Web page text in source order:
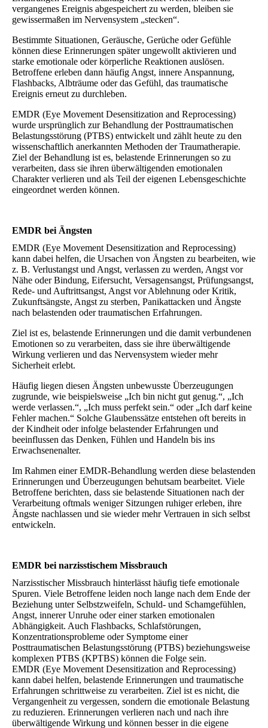
vergangenes Ereignis abgespeichert zu werden, bleiben sie
gewissermaßen im Nervensystem „stecken“.
Bestimmte Situationen, Geräusche, Gerüche oder Gefühle
können diese Erinnerungen später ungewollt aktivieren und
starke emotionale oder körperliche Reaktionen auslösen.
Betroffene erleben dann häufig Angst, innere Anspannung,
Flashbacks, Albträume oder das Gefühl, das traumatische
Ereignis erneut zu durchleben.
EMDR (Eye Movement Desensitization and Reprocessing)
wurde ursprünglich zur Behandlung der Posttraumatischen
Belastungsstörung (PTBS) entwickelt und zählt heute zu den
wissenschaftlich anerkannten Methoden der Traumatherapie.
Ziel der Behandlung ist es, belastende Erinnerungen so zu
verarbeiten, dass sie ihren überwältigenden emotionalen
Charakter verlieren und als Teil der eigenen Lebensgeschichte
eingeordnet werden können.
EMDR bei Ängsten
EMDR (Eye Movement Desensitization and Reprocessing)
kann dabei helfen, die Ursachen von Ängsten zu bearbeiten, wie
z. B. Verlustangst und Angst, verlassen zu werden, Angst vor
Nähe oder Bindung, Eifersucht, Versagensangst, Prüfungsangst,
Rede- und Auftrittsangst, Angst vor Ablehnung oder Kritik,
Zukunftsängste, Angst zu sterben, Panikattacken und Ängste
nach belastenden oder traumatischen Erfahrungen.
Ziel ist es, belastende Erinnerungen und die damit verbundenen
Emotionen so zu verarbeiten, dass sie ihre überwältigende
Wirkung verlieren und das Nervensystem wieder mehr
Sicherheit erlebt.
Häufig liegen diesen Ängsten unbewusste Überzeugungen
zugrunde, wie beispielsweise „Ich bin nicht gut genug.“, „Ich
werde verlassen.“, „Ich muss perfekt sein.“ oder „Ich darf keine
Fehler machen.“ Solche Glaubenssätze entstehen oft bereits in
der Kindheit oder infolge belastender Erfahrungen und
beeinflussen das Denken, Fühlen und Handeln bis ins
Erwachsenenalter.
Im Rahmen einer EMDR-Behandlung werden diese belastenden
Erinnerungen und Überzeugungen behutsam bearbeitet. Viele
Betroffene berichten, dass sie belastende Situationen nach der
Verarbeitung oftmals weniger Sitzungen ruhiger erleben, ihre
Ängste nachlassen und sie wieder mehr Vertrauen in sich selbst
entwickeln.
EMDR bei narzisstischem Missbrauch
Narzisstischer Missbrauch hinterlässt häufig tiefe emotionale
Spuren. Viele Betroffene leiden noch lange nach dem Ende der
Beziehung unter Selbstzweifeln, Schuld- und Schamgefühlen,
Angst, innerer Unruhe oder einer starken emotionalen
Abhängigkeit. Auch Flashbacks, Schlafstörungen,
Konzentrationsprobleme oder Symptome einer
Posttraumatischen Belastungsstörung (PTBS) beziehungsweise
komplexen PTBS (KPTBS) können die Folge sein.
EMDR (Eye Movement Desensitization and Reprocessing)
kann dabei helfen, belastende Erinnerungen und traumatische
Erfahrungen schrittweise zu verarbeiten. Ziel ist es nicht, die
Vergangenheit zu vergessen, sondern die emotionale Belastung
zu reduzieren. Erinnerungen verlieren nach und nach ihre
überwältigende Wirkung und können besser in die eigene